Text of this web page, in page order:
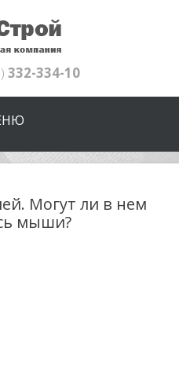
332-334-10
Могут ли в нем
мыши?